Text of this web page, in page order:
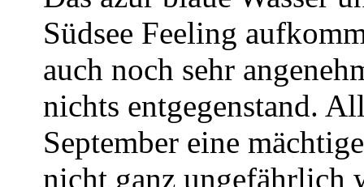
Südsee Feeling
auch noch sehr
nichts entgegenstand.
September eine
nicht ganz ungefährlich